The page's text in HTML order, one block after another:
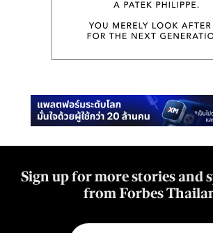
Sign up for more stories and
from Forbes